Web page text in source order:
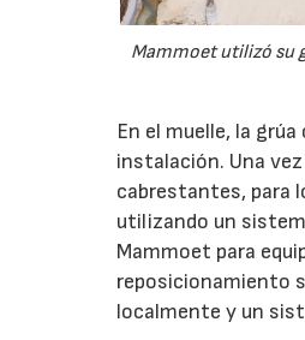
Mammoet utilizó su
En el muelle, la
instalación. Una
cabrestantes, para
utilizando un
Mammoet para
reposicionamiento
localmente y un